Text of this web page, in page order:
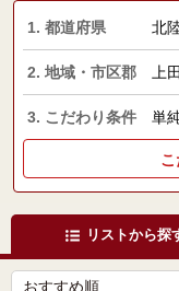
1. 都道府県 北
2. 地域・市区郡 上
3. こだわり条件 単
リストから探